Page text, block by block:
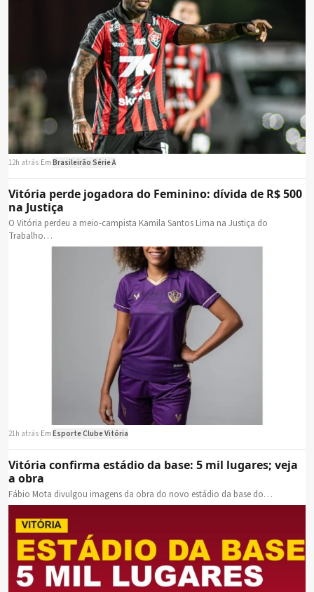
12h atrás Em Brasileirão Série A
Vitória perde jogadora do Feminino: dívida de R$ 500
na Justiça
O Vitória perdeu a meio-campista Kamila Santos Lima na Justiça do
Trabalho…
21h atrás Em Esporte Clube Vitória
Vitória confirma estádio da base: 5 mil lugares; veja
a obra
Fábio Mota divulgou imagens da obra do novo estádio da base do…